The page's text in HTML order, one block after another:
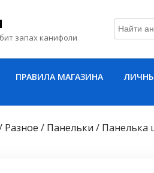
запах канифоли
ПРАВИЛА МАГАЗИНА
Разное / Панельки / Панелька